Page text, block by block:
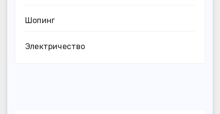
Шопинг
Электричество